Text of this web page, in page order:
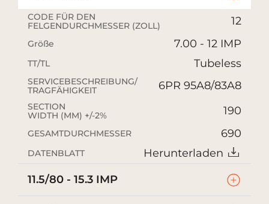
CODE FÜR DEN
FELGENDURCHMESSER (ZOLL)
12
Größe 7.00 - 12 IMP
TT/TL Tubeless
SERVICEBESCHREIBUNG/
TRAGFÄHIGKEIT
6PR 95A8/83A8
SECTION
WIDTH (MM) +/-2%
190
GESAMTDURCHMESSER 690
DATENBLATT
Herunterladen
11.5/80 - 15.3 IMP